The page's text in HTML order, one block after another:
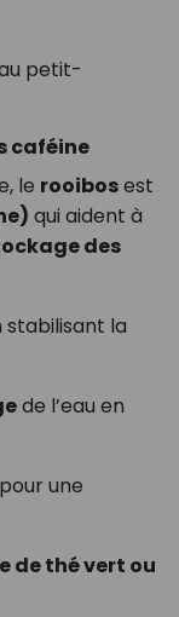
petit-
caféine
le rooibosest
qui aident à
des
la
de l’eau en
une
de thé vert ou